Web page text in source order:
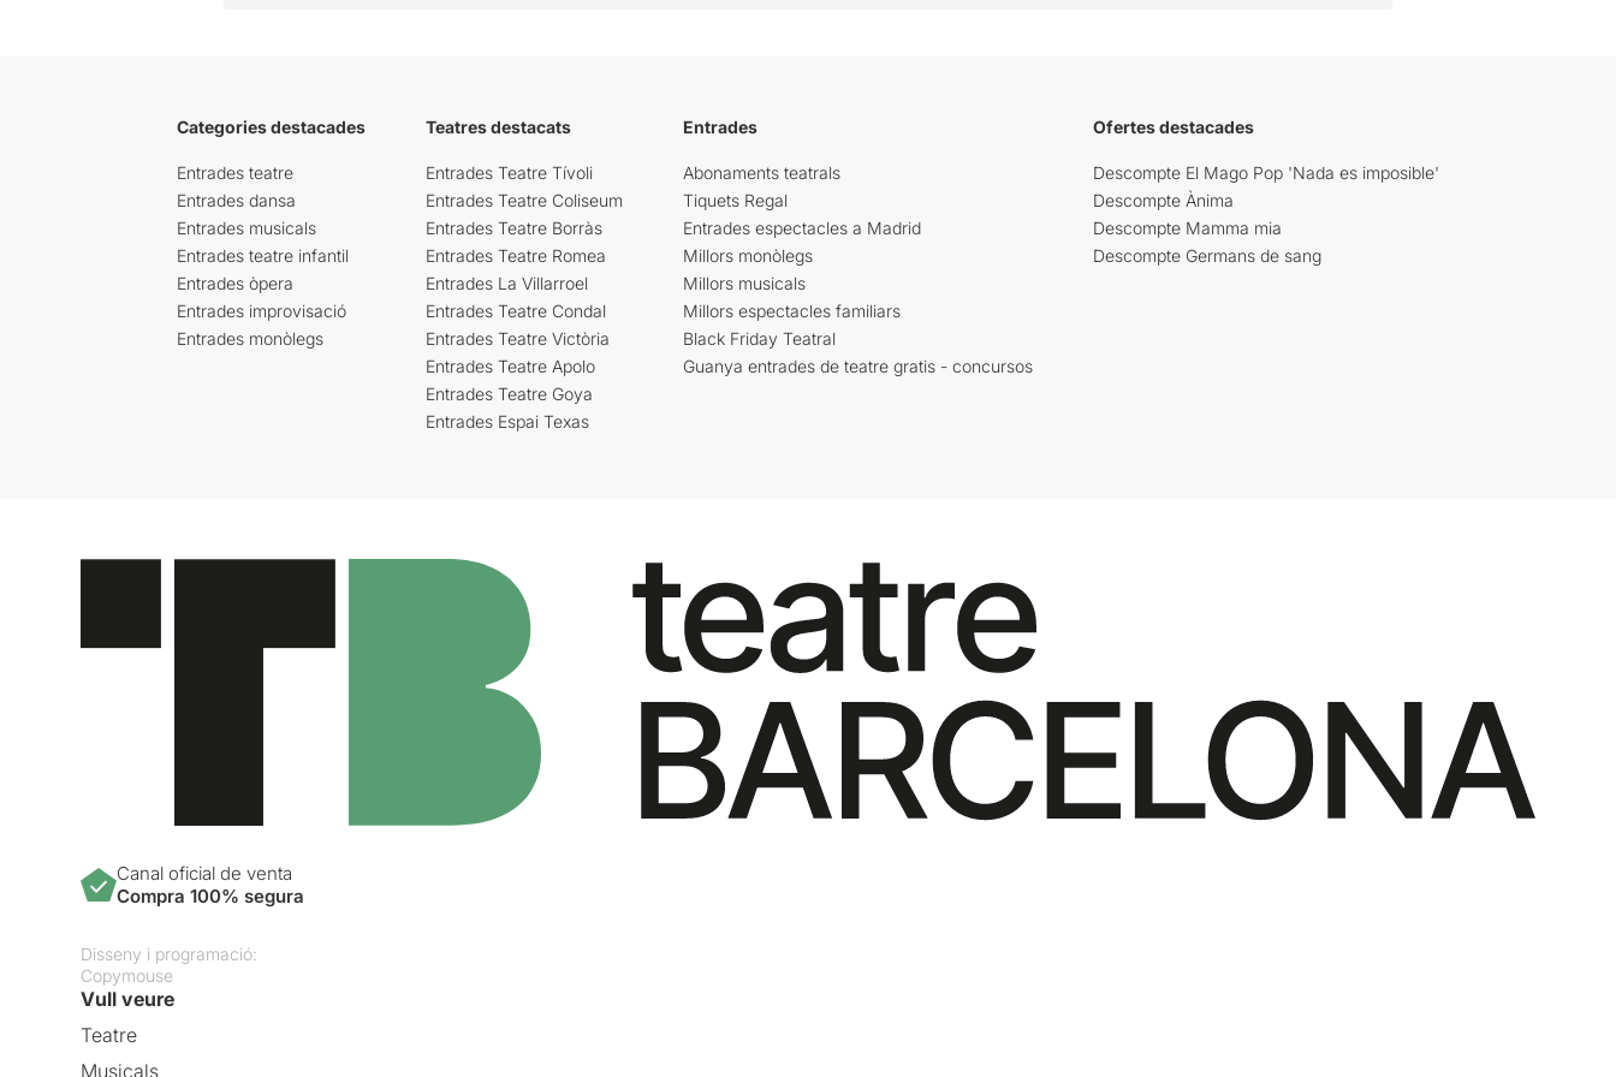
Categories destacades
Entrades teatre
Entrades dansa
Entrades musicals
Entrades teatre infantil
Entrades òpera
Entrades improvisació
Entrades monòlegs
Teatres destacats
Entrades Teatre Tívoli
Entrades Teatre Coliseum
Entrades Teatre Borràs
Entrades Teatre Romea
Entrades La Villarroel
Entrades Teatre Condal
Entrades Teatre Victòria
Entrades Teatre Apolo
Entrades Teatre Goya
Entrades Espai Texas
Entrades
Abonaments teatrals
Tiquets Regal
Entrades espectacles a Madrid
Millors monòlegs
Millors musicals
Millors espectacles familiars
Black Friday Teatral
Guanya entrades de teatre gratis - concursos
Ofertes destacades
Descompte El Mago Pop 'Nada es imposible'
Descompte Ànima
Descompte Mamma mia
Descompte Germans de sang
Canal oficial de venta
Compra 100% segura
Disseny i programació:
Copymouse
Vull veure
Teatre
Musicals